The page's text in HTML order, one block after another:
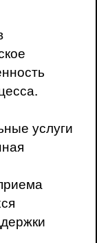
услуги